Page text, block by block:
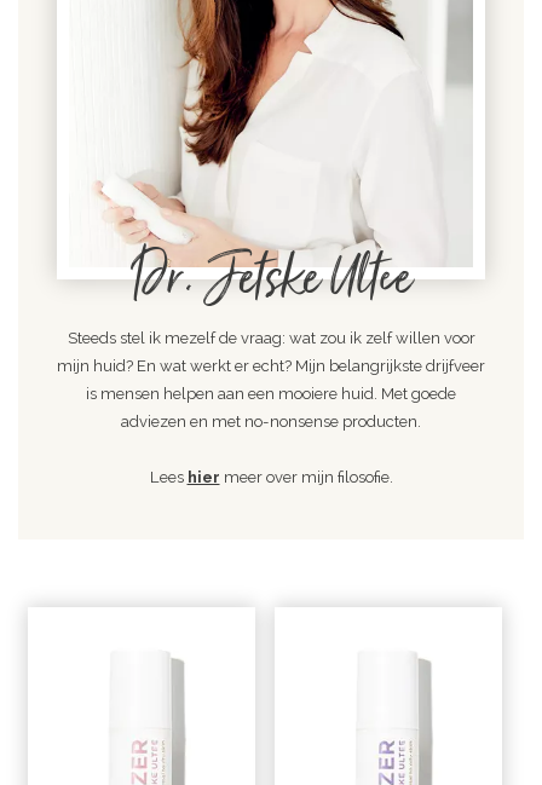
Dr. Jetske Ultee
Steeds stel ik mezelf de vraag: wat zou ik zelf willen voor
mijn huid? En wat werkt er echt? Mijn belangrijkste drijfveer
is mensen helpen aan een mooiere huid. Met goede
adviezen en met no-nonsense producten.
Lees hier meer over mijn filosofie.